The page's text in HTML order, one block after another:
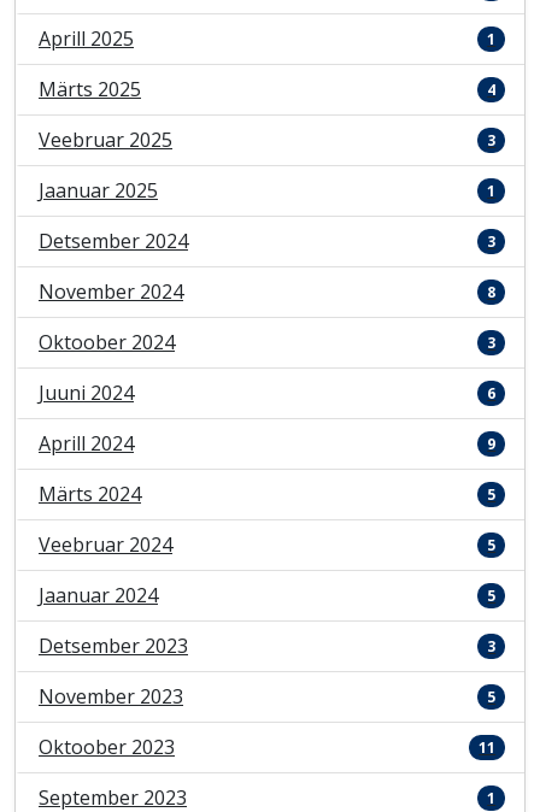
Aprill 2025 1
Märts 2025 4
Veebruar 2025 3
Jaanuar 2025 1
Detsember 2024 3
November 2024 8
Oktoober 2024 3
Juuni 2024 6
Aprill 2024 9
Märts 2024 5
Veebruar 2024 5
Jaanuar 2024 5
Detsember 2023 3
November 2023 5
Oktoober 2023 11
September 2023 1